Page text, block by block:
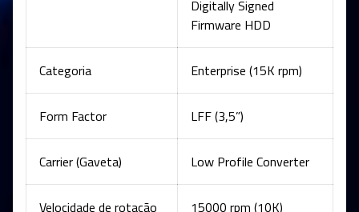
Digitally Signed
Firmware HDD
Categoria Enterprise (15K rpm)
Form Factor LFF (3,5”)
Carrier (Gaveta) Low Profile Converter
Velocidade de rotação 15000 rpm (10K)